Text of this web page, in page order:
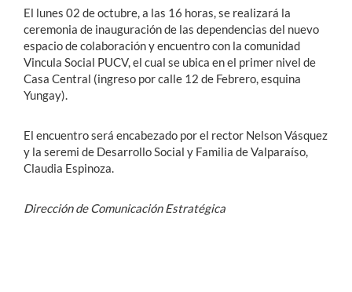
Estudiantes
Académicos
Funcionarios
Alumni
El lunes 02 de octubre, a las 16 horas, se realizará la
ceremonia de inauguración de las dependencias del nuevo
espacio de colaboración y encuentro con la comunidad
Vincula Social PUCV, el cual se ubica en el primer nivel de
Casa Central (ingreso por calle 12 de Febrero, esquina
Yungay).
El encuentro será encabezado por el rector Nelson Vásquez
y la seremi de Desarrollo Social y Familia de Valparaíso,
Claudia Espinoza.
Dirección de Comunicación Estratégica